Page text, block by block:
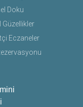
Doku
Güzellikler
Eczaneler